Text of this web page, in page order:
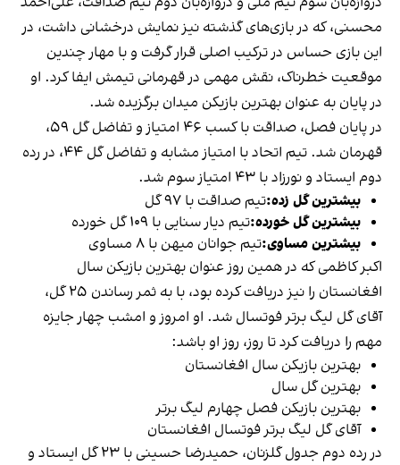
محسنی، که در بازی‌های گذشته نیز نمایش درخشانی داشت، در
این بازی حساس در ترکیب اصلی قرار گرفت و با مهار چندین
موقعیت خطرناک، نقش مهمی در قهرمانی تیمش ایفا کرد. او
در پایان به عنوان بهترین بازیکن میدان برگزیده شد.
در پایان فصل، صداقت با کسب ۴۶ امتیاز و تفاضل گل ۵۹،
قهرمان شد. تیم اتحاد با امتیاز مشابه و تفاضل گل ۴۴، در رده
دوم ایستاد و نورزاد با ۴۳ امتیاز سوم شد.
بیشترین گل زده:تیم صداقت با ۹۷ گل
بیشترین گل خورده:تیم دیار سنایی با ۱۰۹ گل خورده
بیشترین مساوی:تیم جوانان میهن با ۸ مساوی
اکبر کاظمی که در همین روز عنوان بهترین بازیکن سال
افغانستان را نیز دریافت کرده بود، با به ثمر رساندن ۲۵ گل،
آقای گل لیگ برتر فوتسال شد. او امروز و امشب چهار جایزه
مهم را دریافت کرد تا روز، روز او باشد:
بهترین بازیکن سال افغانستان
بهترین گل سال
بهترین بازیکن فصل چهارم لیگ برتر
آقای گل لیگ برتر فوتسال افغانستان
در رده دوم جدول گلزنان، حمیدرضا حسینی با ۲۳ گل ایستاد و